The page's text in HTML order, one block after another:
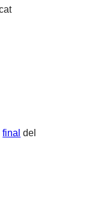
final del